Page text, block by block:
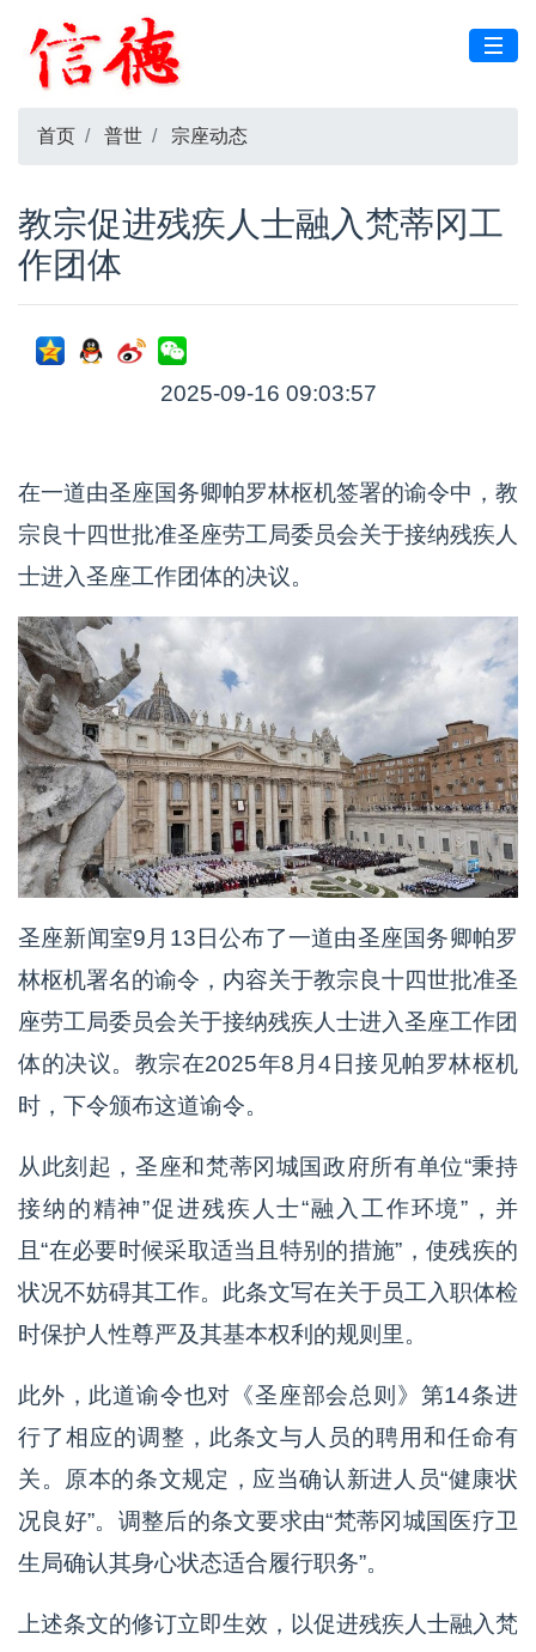
首页 普世 宗座动态
教宗促进残疾人士融入梵蒂冈工
作团体
2025-09-16 09:03:57
在一道由圣座国务卿帕罗林枢机签署的谕令中，教
宗良十四世批准圣座劳工局委员会关于接纳残疾人
士进入圣座工作团体的决议。
圣座新闻室9月13日公布了一道由圣座国务卿帕罗
林枢机署名的谕令，内容关于教宗良十四世批准圣
座劳工局委员会关于接纳残疾人士进入圣座工作团
体的决议。教宗在2025年8月4日接见帕罗林枢机
时，下令颁布这道谕令。
从此刻起，圣座和梵蒂冈城国政府所有单位“秉持
接纳的精神”促进残疾人士“融入工作环境”，并
且“在必要时候采取适当且特别的措施”，使残疾的
状况不妨碍其工作。此条文写在关于员工入职体检
时保护人性尊严及其基本权利的规则里。
此外，此道谕令也对《圣座部会总则》第14条进
行了相应的调整，此条文与人员的聘用和任命有
关。原本的条文规定，应当确认新进人员“健康状
况良好”。调整后的条文要求由“梵蒂冈城国医疗卫
生局确认其身心状态适合履行职务”。
上述条文的修订立即生效，以促进残疾人士融入梵